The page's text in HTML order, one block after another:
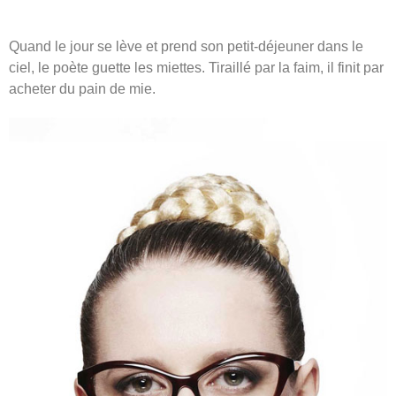
Quand le jour se lève et prend son petit-déjeuner dans le
ciel, le poète guette les miettes. Tiraillé par la faim, il finit par
acheter du pain de mie.